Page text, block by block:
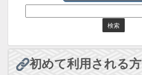
初めて利用される方